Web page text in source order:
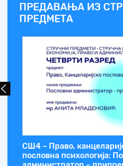
ПРЕДАВАЊА ИЗ
ПРЕДМЕТА
СШ4 – Право,
пословна психологија: